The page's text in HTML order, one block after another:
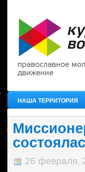
НАША ТЕРРИТОРИЯ
26 февраля,